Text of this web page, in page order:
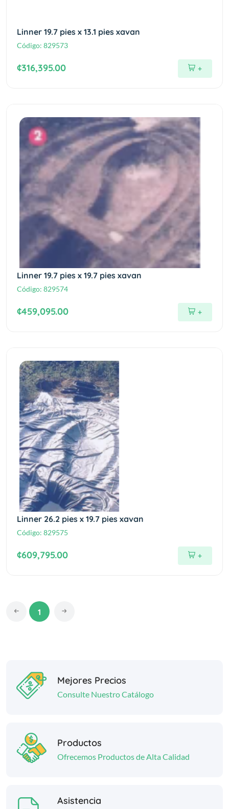
Linner 19.7 pies x 13.1 pies xavan
Código: 829573
¢316,395.00 +
Linner 19.7 pies x 19.7 pies xavan
Código: 829574
¢459,095.00 +
Linner 26.2 pies x 19.7 pies xavan
Código: 829575
¢609,795.00 +
1
Mejores Precios
Consulte Nuestro Catálogo
Productos
Ofrecemos Productos de Alta Calidad
Asistencia